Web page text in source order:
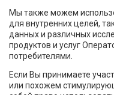
Мы также можем
для внутренних целей,
данных и различных
продуктов и услуг
потребителями.
Если Вы принимаете
или похожем